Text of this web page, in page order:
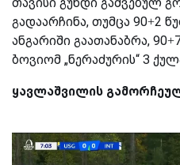
გადაარჩინა, თუმცა 90+2
ანგარიში გაათანაბრა,
ბოვიომ „ნერაძურის“ 3
ყავლაშვილის